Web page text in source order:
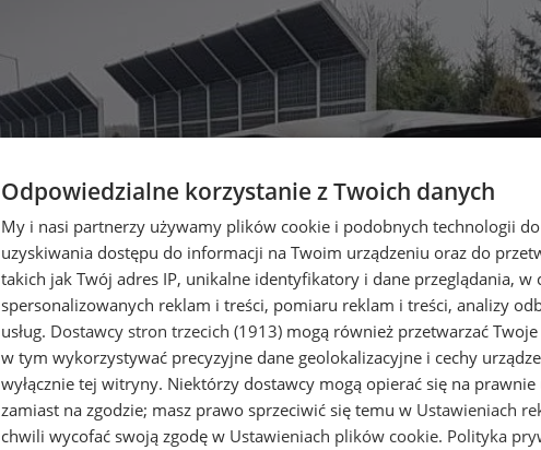
Odpowiedzialne korzystanie z Twoich danych
My i nasi partnerzy używamy plików cookie i podobnych technologii
uzyskiwania dostępu do informacji na Twoim urządzeniu oraz do
takich jak Twój adres IP, unikalne identyfikatory i dane przeglądania, w
spersonalizowanych reklam i treści, pomiaru reklam i treści, analizy
usług. Dostawcy stron trzecich (1913) mogą również przetwarzać
w tym wykorzystywać precyzyjne dane geolokalizacyjne i cechy
wyłącznie tej witryny. Niektórzy dostawcy mogą opierać się na
zamiast na zgodzie; masz prawo sprzeciwić się temu w Ustawieniach
chwili wycofać swoją zgodę w Ustawieniach plików cookie. Polityka